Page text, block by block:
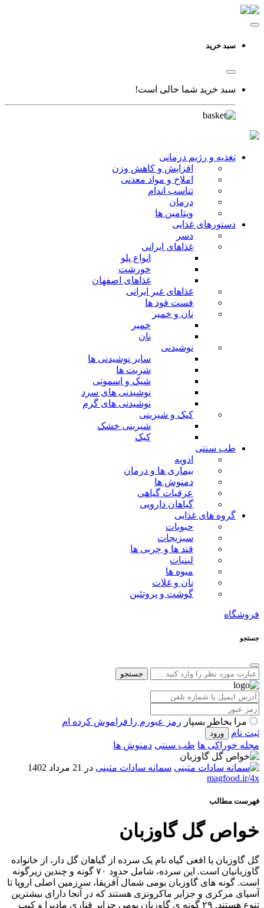
سبد خرید
سبد خرید شما خالی است!
تغذیه و رژیم درمانی
افزایش و کاهش وزن
املاح و مواد معدنی
تناسب اندام
درمان
ویتامین ها
دستورهای غذایی
دسر
غذاهای ایرانی
انواع پلو
خورشت
غذاهای اصفهان
غذاهای غیر ایرانی
فست فود ها
نان و خمیر
خمیر
نان
نوشیدنی
سایر نوشیدنی ها
شربت ها
شیک و اسموتی
نوشیدنی های سرد
نوشیدنی های گرم
کیک و شیرینی
شیرینی خشک
کیک
طب سنتی
ادویه
بیماری ها و درمان
دمنوش ها
عرقیات گیاهی
گیاهان دارویی
گروه های غذایی
حبوبات
سبزیجات
قند ها و چربی ها
لبنیات
میوه ها
نان و غلات
گوشت و پروتئین
فروشگاه
جستجو
جستجو
مرا بخاطر بسپار رمز عبورم را فراموش کرده ام
ثبت نام
مجله خوراکی ها طب سنتی دمنوش ها
سمانه سادات متینی در 21 مرداد 1402
magfood.ir/4x
فهرست مطالب
خواص گل گاوزبان
گل گاوزبان یا افعی گیاه نام یک سرده از گیاهان گل دار، از خانواده
گاوزبانیان است. این سرده، شامل حدود ۷۰ گونه و چندین زیرگونه
است. گونه های گاوزبان بومی شمال آفریقا، سرزمین اصلی اروپا تا
آسیای مرکزی و جزایر ماکرونزی هستند که در آنجا دارای بیشترین
تنوع هستند. ۲۹ گونه ی گاوزبان بومی جزایر قناری مادیرا و کیپ